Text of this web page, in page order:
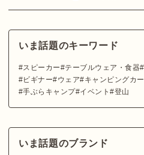
いま話題のキーワード
スピーカー テーブルウェア・食器
ビギナー
ウェア キャンピングカー
手ぶらキャンプ イベント 登山
いま話題のブランド